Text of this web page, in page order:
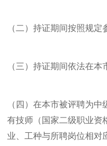
（二）持证期间按照规
（三）持证期间依法在本
（四）在本市被评聘为
有技师（国家二级职业资
业、工种与所聘岗位相对